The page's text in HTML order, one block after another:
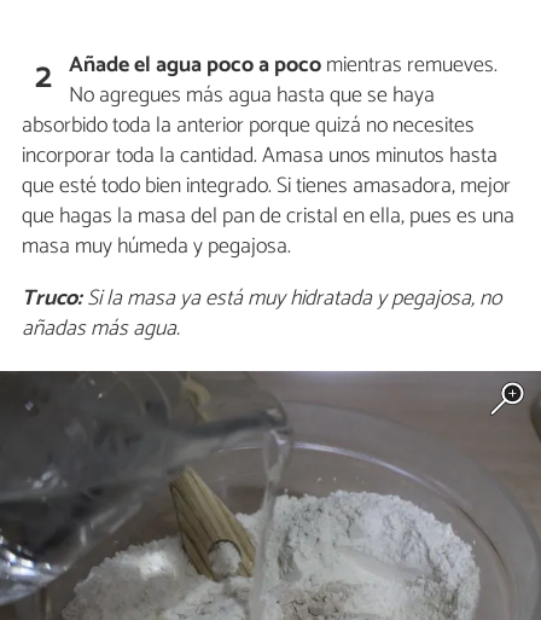
2 Añade el agua poco a pocomientras remueves.
No agregues más agua hasta que se haya
absorbido toda la anterior porque quizá no necesites
incorporar toda la cantidad. Amasa unos minutos hasta
que esté todo bien integrado. Si tienes amasadora, mejor
que hagas la masa del pan de cristal en ella, pues es una
masa muy húmeda y pegajosa.
Truco:Si la masa ya está muy hidratada y pegajosa, no
añadas más agua.